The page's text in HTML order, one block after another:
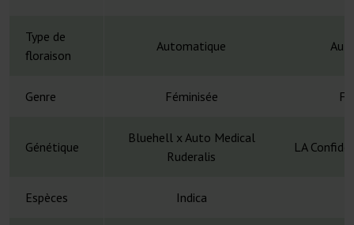
Type de
floraison
Automatique
Genre Féminisée
Génétique
Bluehell x Auto Medical
Ruderalis
LA
Espèces Indica